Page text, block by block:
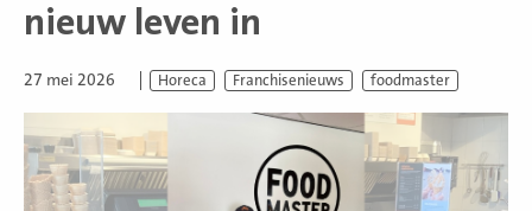
nieuw leven in
27 mei 2026 Horeca Franchisenieuws foodmaster